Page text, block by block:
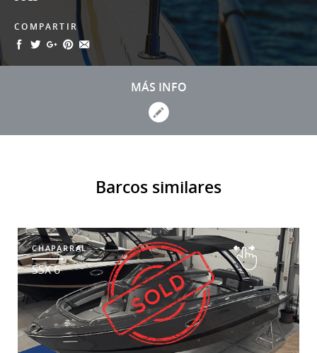
COMPARTIR
MÁS INFO
Barcos similares
CHAPARRAL
SSX 6